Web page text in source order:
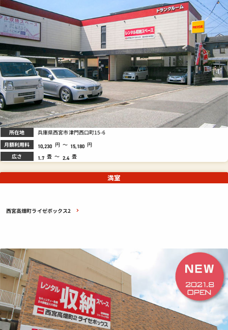
所在地 兵庫県西宮市津門西口町15-6
月額利用料 10,230 円 ～ 15,180 円
広さ 1.7 畳 ～ 2.4 畳
西宮高畑町ライゼボックス2
満室